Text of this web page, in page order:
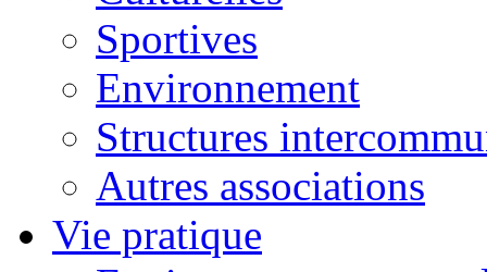
Sportives
Environnement
Structures
Autres associations
Vie pratique